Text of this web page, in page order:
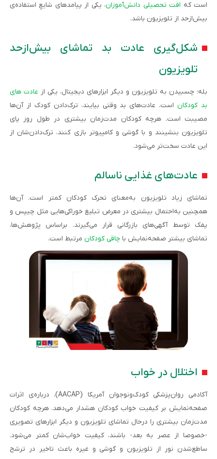
است که افت تحصیلی دانش‌آموزان، یکی از پیامدهای شایعِ استفاده‌ی
بیش‌ازحد از تلویزیون باشد.
شکل‌گیری عادت بد تماشای بیش‌ازحد
تلویزیون
بله؛ چسبیدن به تلویزیون و دیگر ابزارهای دیجیتال، یکی از عادت‌ های
بد کودکان است. عادت‌های بد وقتی بیایند، ترک‌دادن کودک از آن‌ها
مصیبت است. هرچه کودکان مدت‌زمان بیشتری در طول روز پای
تلویزیون بنشینند و با گوشی و کامپیوتر بازی کنند، ترک‌دادن‌شان از
این عادت سخت‌تر می‌شود.
عادت‌های غذایی ناسالم
تماشای زیاد تلویزیون به‌معنای تحرک کودکان کمتر است. آن‌ها
همچنین به‌احتمال بیشتری در معرض‌ تبلیغ‌ خوراکی‌هایی مثل چیپس و
پفک توسط آگهی‌های بازرگانی قرار می‌‌گیرند. براساس پژوهش‌ها،
تماشای بیشتر صفحه‌نمایش با چاقی کودکان مرتبط است.
اختلال در خواب
آکادمی روان‌پزشکی کودک‌و‌نوجوان آمریکا (AACAP)، درباره‌ی اثرات
صفحه‌نمایش بر کیفیت خواب کودکان هشدار می‌دهد. هرچه کودکان
مدت‌زمان بیشتری را درحال تماشای تلویزیون و دیگر ابزارهای تصویری
-خصوصا از عصر به بعد- باشند، کیفیت خواب‌شان کمتر می‌شود.
ساطع‌شدن نور از تلویزیون و گوشی و غیره باعث تاخیر در ترشح